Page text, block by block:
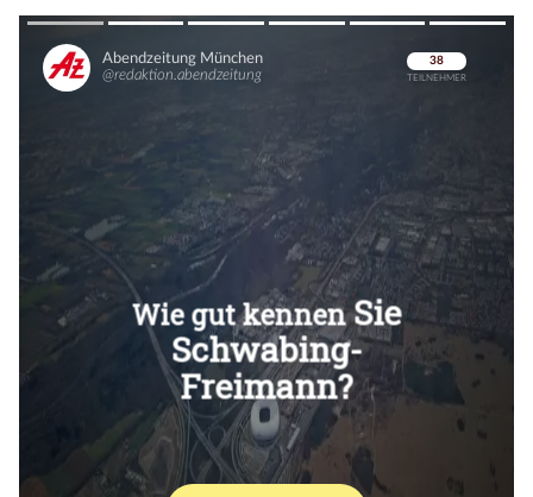
Überspringen
Überspringen